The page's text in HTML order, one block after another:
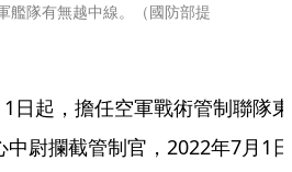
艦隊有無越中線。（國防部提
日起，擔任空軍戰術管制聯隊東
尉攔截管制官，2022年7月1日